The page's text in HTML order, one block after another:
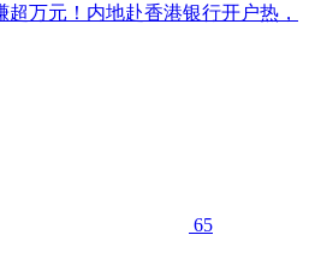
超万元！内地赴香港银行开户热，
65